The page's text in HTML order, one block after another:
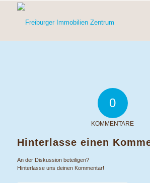
0
KOMMENTARE
Hinterlasse einen
An der Diskussion beteiligen?
Hinterlasse uns deinen Kommentar!